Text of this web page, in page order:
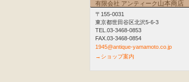
有限会社 アンティーク 山本商店
〒155-0031
東京都世田谷区北沢5-6-3
TEL.03-3468-0853
FAX.03-3468-0854
1945@antique-yamamoto.co.jp
→ショップ案内